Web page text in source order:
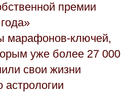
премии
марафонов-ключей,
уже более 27 000
свои жизни
астрологии